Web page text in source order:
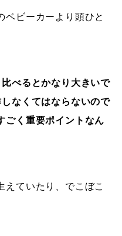
ベビーカーより頭ひと
べるとかなり大きいで
なくてはならないので
ごく重要ポイントなん
えていたり、でこぼこ